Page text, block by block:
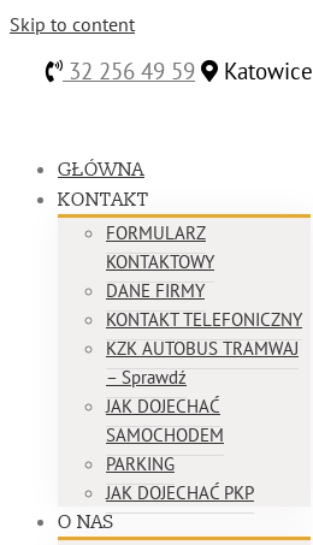
Skip to content
32 256 49 59
GŁÓWNA
KONTAKT
FORMULARZ
KONTAKTOWY
DANE FIRMY
KONTAKT TELEFONICZNY
KZK AUTOBUS TRAMWAJ
– Sprawdź
JAK DOJECHAĆ
SAMOCHODEM
PARKING
JAK DOJECHAĆ PKP
O NAS